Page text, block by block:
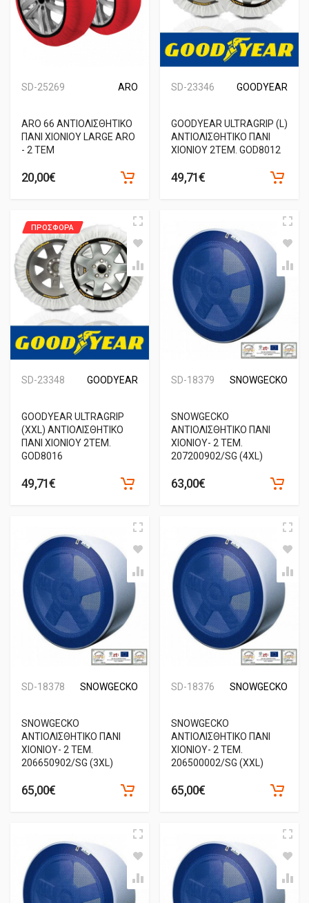
SD-25269 ARO
ARO 66 ΑΝΤΙΟΛΙΣΘΗΤΙΚΟ
ΠΑΝΙ ΧΙΟΝΙΟΥ LARGE ARO
- 2 ΤΕΜ
20,00€
SD-23346 GOODYEAR
GOODYEAR ULTRAGRIP (L)
ΑΝΤΙΟΛΙΣΘΗΤΙΚΟ ΠΑΝΙ
ΧΙΟΝΙΟΥ 2TEM. GOD8012
49,71€
SD-23348 GOODYEAR
ΠΡΟΣΦΟΡΑ
GOODYEAR ULTRAGRIP
(XXL) ΑΝΤΙΟΛΙΣΘΗΤΙΚΟ
ΠΑΝΙ ΧΙΟΝΙΟΥ 2TEM.
GOD8016
49,71€
SD-18379 SNOWGECKO
SNOWGECKO
ΑΝΤΙΟΛΙΣΘΗΤΙΚΟ ΠΑΝΙ
ΧΙΟΝΙΟΥ- 2 ΤΕΜ.
207200902/SG (4XL)
63,00€
SD-18378 SNOWGECKO
SNOWGECKO
ΑΝΤΙΟΛΙΣΘΗΤΙΚΟ ΠΑΝΙ
ΧΙΟΝΙΟΥ- 2 ΤΕΜ.
206650902/SG (3XL)
65,00€
SD-18376 SNOWGECKO
SNOWGECKO
ΑΝΤΙΟΛΙΣΘΗΤΙΚΟ ΠΑΝΙ
ΧΙΟΝΙΟΥ- 2 ΤΕΜ.
206500002/SG (XXL)
65,00€